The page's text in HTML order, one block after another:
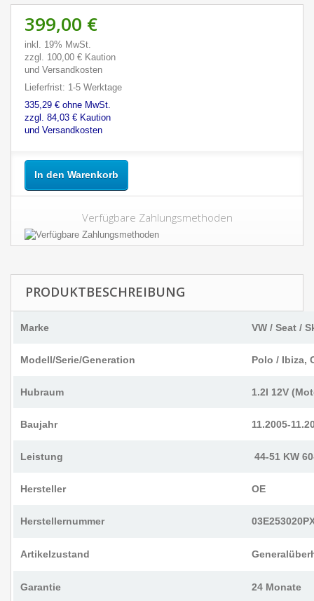
399,00 €
inkl. 19% MwSt.
zzgl. 100,00 € Kaution
und Versandkosten
Lieferfrist: 1-5 Werktage
335,29 € ohne MwSt.
zzgl. 84,03 € Kaution
und Versandkosten
In den Warenkorb
Verfügbare Zahlungsmethoden
PRODUKTBESCHREIBUNG
Marke VW / Seat /
Modell/Serie/Generation Polo / Ibiza,
Hubraum 1.2I 12V
Baujahr 11.2005-
Leistung 44-51 KW
Hersteller OE
Herstellernummer
Artikelzustand
Garantie 24 Monate